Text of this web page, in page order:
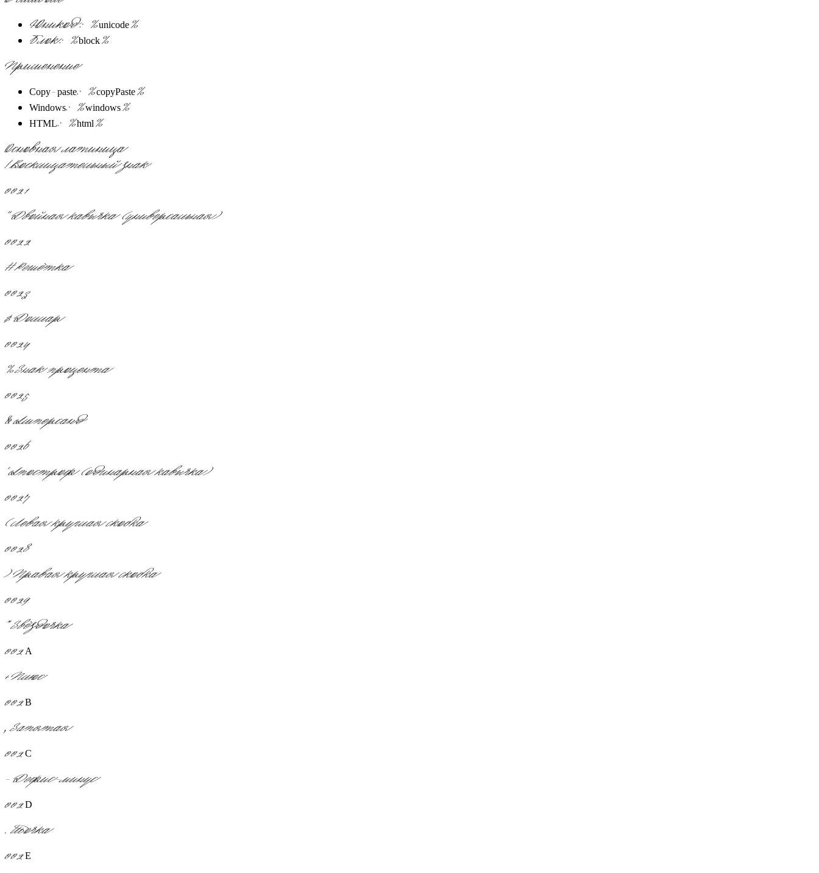
Юникод: %unicode%
Блок: %block%
Применение
Copy-paste: %copyPaste%
Windows: %windows%
HTML: %html%
Основная латиница
!Восклицательный знак
0021
"Двойная кавычка (универсальная)
0022
#Решётка
0023
$Доллар
0024
%Знак процента
0025
&Амперсанд
0026
'Апостроф (одинарная кавычка)
0027
(Левая круглая скобка
0028
)Правая круглая скобка
0029
*Звёздочка
002A
+Плюс
002B
, Запятая
002C
-Дефис-минус
002D
. Точка
002E